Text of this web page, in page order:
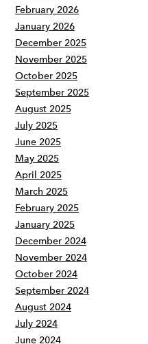
February 2026
January 2026
December 2025
November 2025
October 2025
September 2025
August 2025
July 2025
June 2025
May 2025
April 2025
March 2025
February 2025
January 2025
December 2024
November 2024
October 2024
September 2024
August 2024
July 2024
June 2024